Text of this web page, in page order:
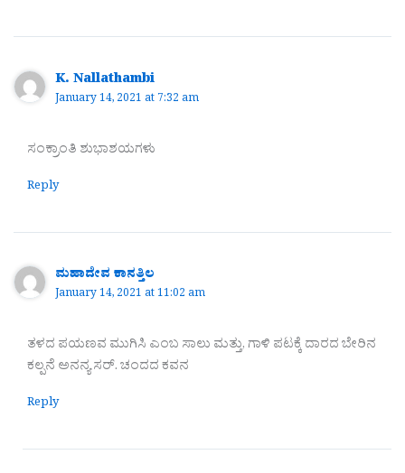
K. Nallathambi
January 14, 2021 at 7:32 am
ಸಂಕ್ರಾಂತಿ ಶುಭಾಶಯಗಳು
Reply
ಮಹಾದೇವ ಕಾನತ್ತಿಲ
January 14, 2021 at 11:02 am
ತಳದ ಪಯಣವ ಮುಗಿಸಿ ಎಂಬ ಸಾಲು ಮತ್ತು, ಗಾಳಿ ಪಟಕ್ಕೆ ದಾರದ ಬೇರಿನ
ಕಲ್ಪನೆ ಅನನ್ಯ ಸರ್. ಚಂದದ ಕವನ
Reply